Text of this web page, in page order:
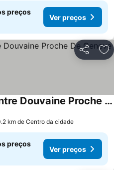
preços
Ver preços
Partilhar
Studio Cosy Hyper Centre Douvaine Proche De Geneve
km de Centro da cidade
preços
Ver preços